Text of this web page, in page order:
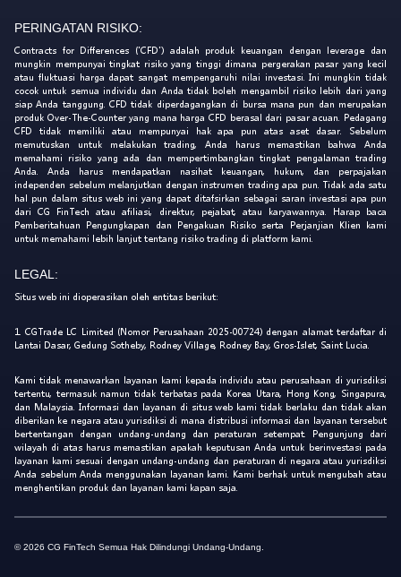
PERINGATAN RISIKO:
Contracts for Differences ('CFD') adalah produk keuangan dengan leverage dan
mungkin mempunyai tingkat risiko yang tinggi dimana pergerakan pasar yang kecil
atau fluktuasi harga dapat sangat mempengaruhi nilai investasi. Ini mungkin tidak
cocok untuk semua individu dan Anda tidak boleh mengambil risiko lebih dari yang
siap Anda tanggung. CFD tidak diperdagangkan di bursa mana pun dan merupakan
produk Over-The-Counter yang mana harga CFD berasal dari pasar acuan. Pedagang
CFD tidak memiliki atau mempunyai hak apa pun atas aset dasar. Sebelum
memutuskan untuk melakukan trading, Anda harus memastikan bahwa Anda
memahami risiko yang ada dan mempertimbangkan tingkat pengalaman trading
Anda. Anda harus mendapatkan nasihat keuangan, hukum, dan perpajakan
independen sebelum melanjutkan dengan instrumen trading apa pun. Tidak ada satu
hal pun dalam situs web ini yang dapat ditafsirkan sebagai saran investasi apa pun
dari CG FinTech atau afiliasi, direktur, pejabat, atau karyawannya. Harap baca
Pemberitahuan Pengungkapan dan Pengakuan Risiko serta Perjanjian Klien kami
untuk memahami lebih lanjut tentang risiko trading di platform kami.
LEGAL:
Situs web ini dioperasikan oleh entitas berikut:
1. CGTrade LC Limited (Nomor Perusahaan 2025-00724) dengan alamat terdaftar di
Lantai Dasar, Gedung Sotheby, Rodney Village, Rodney Bay, Gros-Islet, Saint Lucia.
Kami tidak menawarkan layanan kami kepada individu atau perusahaan di yurisdiksi
tertentu, termasuk namun tidak terbatas pada Korea Utara, Hong Kong, Singapura,
dan Malaysia. Informasi dan layanan di situs web kami tidak berlaku dan tidak akan
diberikan ke negara atau yurisdiksi di mana distribusi informasi dan layanan tersebut
bertentangan dengan undang-undang dan peraturan setempat. Pengunjung dari
wilayah di atas harus memastikan apakah keputusan Anda untuk berinvestasi pada
layanan kami sesuai dengan undang-undang dan peraturan di negara atau yurisdiksi
Anda sebelum Anda menggunakan layanan kami. Kami berhak untuk mengubah atau
menghentikan produk dan layanan kami kapan saja.
© 2026 CG FinTech Semua Hak Dilindungi Undang-Undang.